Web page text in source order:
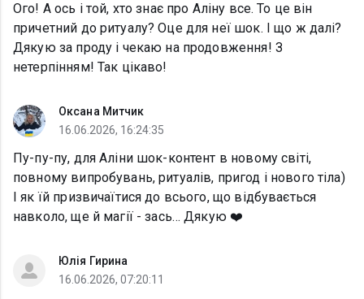
Ого! А ось і той, хто знає про Аліну все. То це він
причетний до ритуалу? Оце для неї шок. І що ж далі?
Дякую за проду і чекаю на продовження! З
нетерпінням! Так цікаво!
Оксана Митчик
16.06.2026, 16:24:35
Пу-пу-пу, для Аліни шок-контент в новому світі,
повному випробувань, ритуалів, пригод і нового тіла)
І як їй призвичаїтися до всього, що відбувається
навколо, ще й магії - зась… Дякую ❤️
Юлія Гирина
16.06.2026, 07:20:11